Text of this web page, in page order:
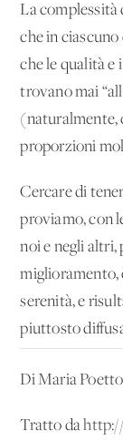
La complessità
che in
che le qualità e
trovano mai
(naturalmente,
proporzioni
Cercare di
proviamo, con
noi e negli
miglioramento,
serenità, e
piuttosto
Di Maria Poetto
Tratto da